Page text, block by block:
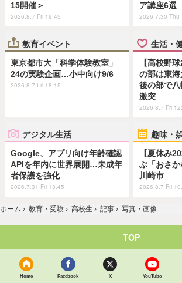
15開催＞
2026.8.7 Fri 19:45
ア講座6選
2026.7.30 Thu
教育イベント
東京都市大「科学体験教室」
24の実験企画…小中向け9/6
2026.8.7 Fri 18:15
生活・
【高校野
の部は東
後の部で
激突
2026.8.7 Fri
デジタル生活
Google、アプリ向け年齢確認
APIを年内に世界展開…未成年
者保護を強化
2026.7.31 Fri 13:45
趣味・
【夏休み
ぶ「おさ
川崎市
2026.8.7 Fri
ホーム › 教育・受験 › 高校生 › 記事 › 写真・画像
TOP
Home Facebook X YouTube